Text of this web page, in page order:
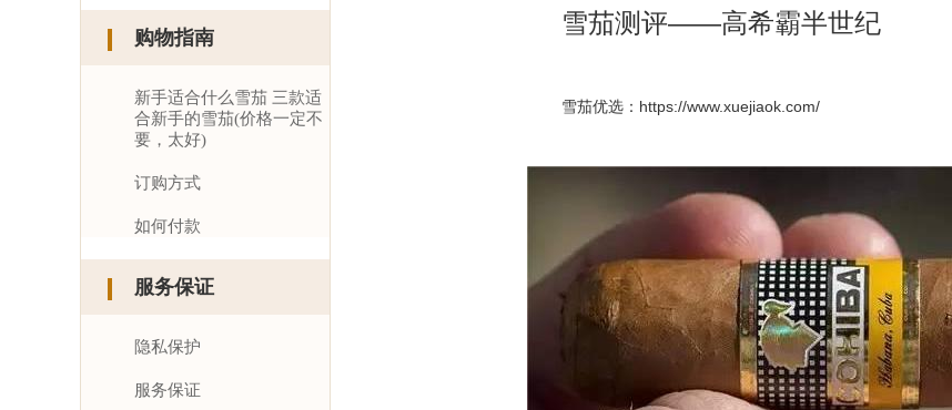
购物指南
新手适合什么雪茄 三款适
合新手的雪茄(价格一定不
要，太好)
订购方式
如何付款
服务保证
隐私保护
服务保证
雪茄测评——高希霸半世纪
雪茄优选：https://www.xuejiaok.com/